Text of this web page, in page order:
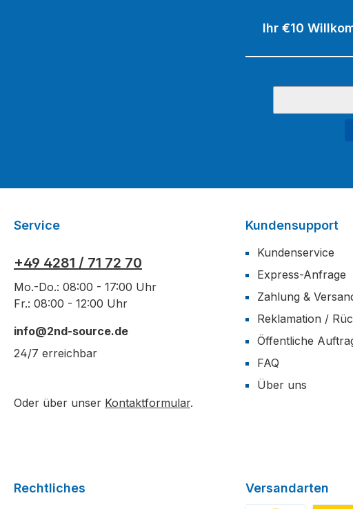
Ihr €10
Service
+49 4281 / 71 72 70
Mo.-Do.: 08:00 - 17:00 Uhr
Fr.: 08:00 - 12:00 Uhr
info@2nd-source.de
24/7 erreichbar
Oder über unser Kontaktformular.
Kundensupport
Kundenservice
Express-Anfrage
Zahlung &
Reklamation /
Öffentliche
FAQ
Über uns
Rechtliches Versandarten